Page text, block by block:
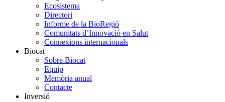
Ecosistema
Directori
Informe de la BioRegió
Comunitats d’Innovació en Salut
Connexions internacionals
Biocat
Sobre Biocat
Equip
Memòria anual
Contacte
Inversió